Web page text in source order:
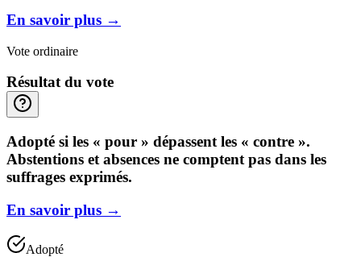
En savoir plus →
Vote ordinaire
Résultat du vote
Adopté si les « pour » dépassent les « contre ».
Abstentions et absences ne comptent pas dans les
suffrages exprimés.
En savoir plus →
Adopté